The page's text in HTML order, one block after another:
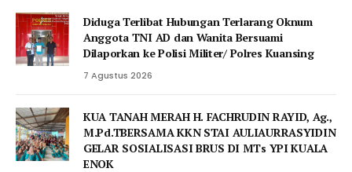
Diduga Terlibat Hubungan Terlarang Oknum
Anggota TNI AD dan Wanita Bersuami
Dilaporkan ke Polisi Militer/ Polres Kuansing
7 Agustus 2026
KUA TANAH MERAH H. FACHRUDIN RAYID, Ag.,
M.Pd.TBERSAMA KKN STAI AULIAURRASYIDIN
GELAR SOSIALISASI BRUS DI MTs YPI KUALA
ENOK